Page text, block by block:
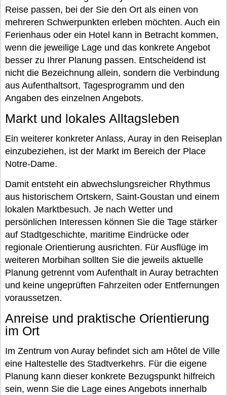
Reise passen, bei der Sie den Ort als einen von
mehreren Schwerpunkten erleben möchten. Auch ein
Ferienhaus oder ein Hotel kann in Betracht kommen,
wenn die jeweilige Lage und das konkrete Angebot
besser zu Ihrer Planung passen. Entscheidend ist
nicht die Bezeichnung allein, sondern die Verbindung
aus Aufenthaltsort, Tagesprogramm und den
Angaben des einzelnen Angebots.
Markt und lokales Alltagsleben
Ein weiterer konkreter Anlass, Auray in den Reiseplan
einzubeziehen, ist der Markt im Bereich der Place
Notre-Dame.
Damit entsteht ein abwechslungsreicher Rhythmus
aus historischem Ortskern, Saint-Goustan und einem
lokalen Marktbesuch. Je nach Wetter und
persönlichen Interessen können Sie die Tage stärker
auf Stadtgeschichte, maritime Eindrücke oder
regionale Orientierung ausrichten. Für Ausflüge im
weiteren Morbihan sollten Sie die jeweils aktuelle
Planung getrennt vom Aufenthalt in Auray betrachten
und keine ungeprüften Fahrzeiten oder Entfernungen
voraussetzen.
Anreise und praktische Orientierung
im Ort
Im Zentrum von Auray befindet sich am Hôtel de Ville
eine Haltestelle des Stadtverkehrs. Für die eigene
Planung kann dieser konkrete Bezugspunkt hilfreich
sein, wenn Sie die Lage eines Angebots innerhalb